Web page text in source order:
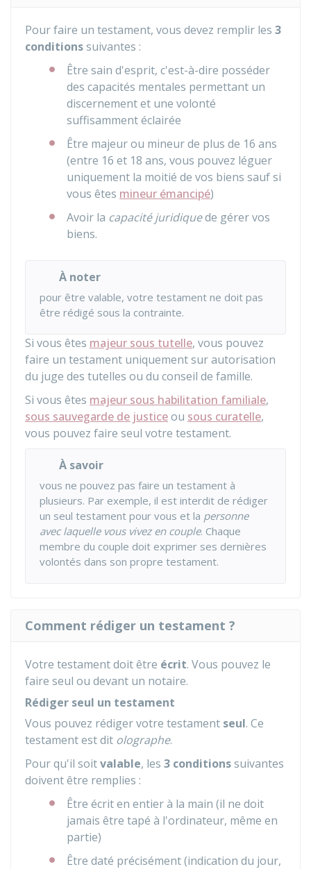
Pour faire un testament, vous devez remplir les 3
conditionssuivantes :
Être sain d'esprit, c'est-à-dire posséder
des capacités mentales permettant un
discernement et une volonté
suffisamment éclairée
Être majeur ou mineur de plus de 16 ans
(entre 16 et 18 ans, vous pouvez léguer
uniquement la moitié de vos biens sauf si
vous êtes mineur émancipé)
Avoir la capacité juridiquede gérer vos
biens.
À noter
pour être valable, votre testament ne doit pas
être rédigé sous la contrainte.
Si vous êtes majeur sous tutelle, vous pouvez
faire un testament uniquement sur autorisation
du juge des tutelles ou du conseil de famille.
Si vous êtes majeur sous habilitation familiale,
sous sauvegarde de justiceou sous curatelle,
vous pouvez faire seul votre testament.
À savoir
vous ne pouvez pas faire un testament à
plusieurs. Par exemple, il est interdit de rédiger
un seul testament pour vous et la personne
avec laquelle vous vivez en couple. Chaque
membre du couple doit exprimer ses dernières
volontés dans son propre testament.
Comment rédiger un testament ?
Votre testament doit être écrit. Vous pouvez le
faire seul ou devant un notaire.
Rédiger seul un testament
Vous pouvez rédiger votre testament seul. Ce
testament est dit olographe.
Pour qu'il soitvalable, les 3 conditionssuivantes
doivent être remplies :
Être écrit en entier à la main (il ne doit
jamais être tapé à l'ordinateur, même en
partie)
Être daté précisément (indication du jour,